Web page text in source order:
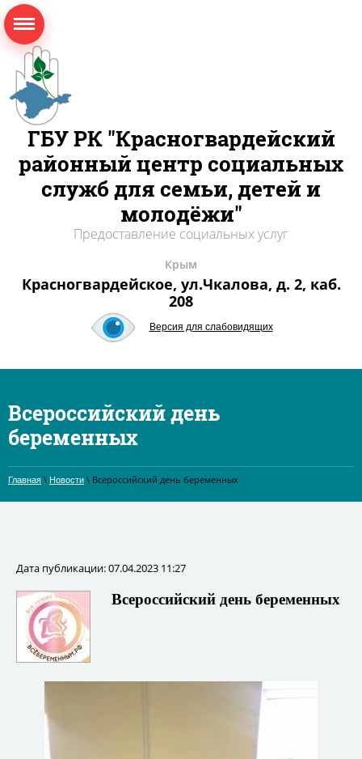
ГБУ РК "Красногвардейский
районный центр социальных
служб для семьи, детей и
молодёжи"
Предоставление социальных услуг
Крым
Красногвардейское, ул.Чкалова, д. 2, каб.
208
Версия для слабовидящих
Всероссийский день
беременных
Главная \ Новости \ Всероссийский день беременных
Дата публикации: 07.04.2023 11:27
Всероссийский день беременных